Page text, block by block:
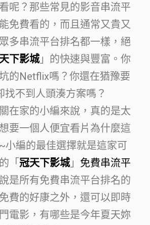
呢？那些常見的影音串流平
免費看的，而且通常又貴又
多串流平台排名都一樣，絕
下影城」的快速與豐富。你
的Netflix嗎？你還在猶豫要
找不到人頭湊方案嗎？
在家的小編來說，真的是太
要一個人便宜看片為什麼這
小編的最佳選擇就是這家可
「 冠天下影城」 免費串流平
是所有免費串流平台排名的
費的好康之外，還可以即時
電影，有哪些是今年夏天妳